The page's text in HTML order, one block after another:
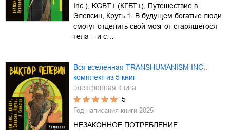
Inc.), KGBT+ (КГБТ+), Путешествие в
Элевсин, Круть 1. В будущем богатые люди
смогут отделить свой мозг от старящегося
тела – и с…
Вся вселенная TRANSHUMANISM INC.:
комплект из 5 книг
электронная книга
5
Год написания книги 2025
НЕЗАКОННОЕ ПОТРЕБЛЕНИЕ